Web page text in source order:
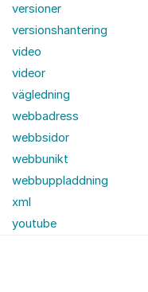
versioner
versionshantering
video
videor
vägledning
webbadress
webbsidor
webbunikt
webbuppladdning
xml
youtube